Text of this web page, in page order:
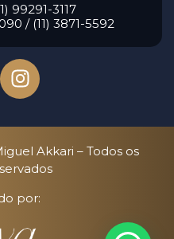
99291-3117
/ (11) 3871-5592
Akkari – Todos os
por: